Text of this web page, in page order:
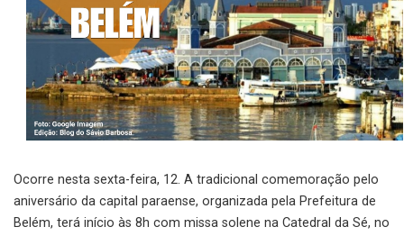
Ocorre nesta sexta-feira, 12. A tradicional comemoração pelo
aniversário da capital paraense, organizada pela Prefeitura de
Belém, terá início às 8h com missa solene na Catedral da Sé, no